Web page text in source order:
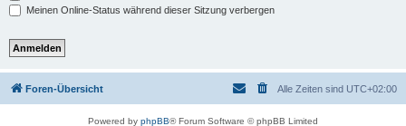
Meinen Online-Status während dieser Sitzung verbergen
Foren-Übersicht Alle Zeiten sind UTC+02:00
Powered by phpBB® Forum Software © phpBB Limited